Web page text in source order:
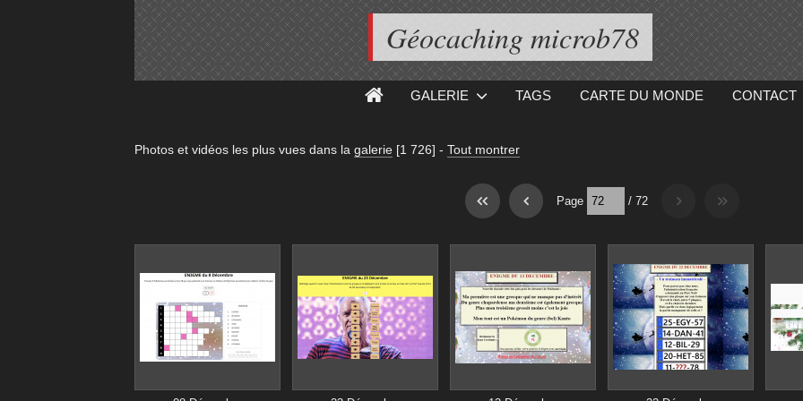
Géocaching microb78
GALERIE TAGS CARTE DU MONDE CONTACT
Photos et vidéos les plus vues dans la galerie [1 726] - Tout montrer
Page / 72